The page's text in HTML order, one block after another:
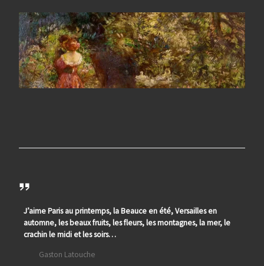
J’aime Paris au printemps, la Beauce en été, Versailles en
automne, les beaux fruits, les fleurs, les montagnes, la mer, le
crachin le midi et les soirs…
Gaston Latouche